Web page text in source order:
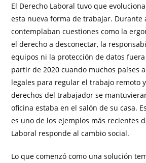
El Derecho Laboral tuvo que
esta nueva forma de trabajar. Durante
contemplaban cuestiones como la
el derecho a desconectar, la
equipos ni la protección de datos
partir de 2020 cuando muchos países
legales para regular el trabajo remoto
derechos del trabajador se
oficina estaba en el salón de su casa.
es uno de los ejemplos más recientes
Laboral responde al cambio social.
Lo que comenzó como una solución